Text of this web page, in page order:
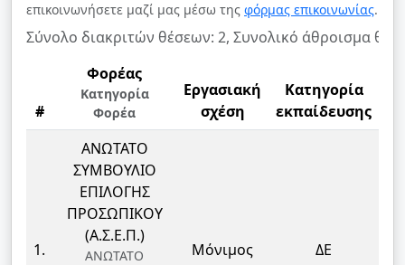
επικοινωνήσετε μαζί μας μέσω της φόρμας επικοινωνίας.
Σύνολο διακριτών θέσεων: 2, Συνολικό άθροισμα
#
Φορέας
Κατηγορία
Φορέα
Εργασιακή
σχέση
Κατηγορία
εκπαίδευσης
1.
ΑΝΩΤΑΤΟ
ΣΥΜΒΟΥΛΙΟ
ΕΠΙΛΟΓΗΣ
ΠΡΟΣΩΠΙΚΟΥ
(Α.Σ.Ε.Π.)
ΑΝΩΤΑΤΟ
Μόνιμος ΔΕ